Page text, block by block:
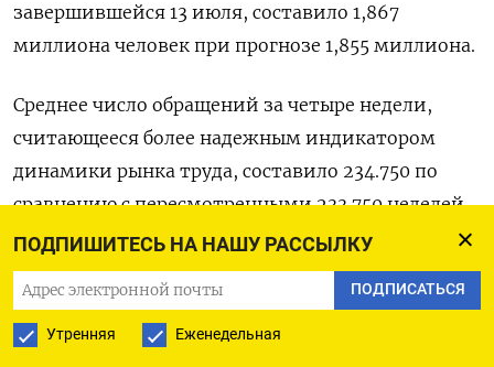
ПОДПИШИТЕСЬ НА НАШУ РАССЫЛКУ
ПОДПИСАТЬСЯ
Утренняя Еженедельная
завершившейся 13 июля, составило 1,867
миллиона человек при прогнозе 1,855 миллиона.
Среднее число обращений за четыре недели,
считающееся более надежным индикатором
динамики рынка труда, составило 234.750 по
сравнению с пересмотренными 233.750 неделей
ранее. (Бюро Рейтер в Гданьске)
ПОДПИСАТЬСЯ НА ТЕЛЕГРАМ